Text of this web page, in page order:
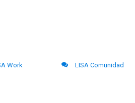
LISA Comunidad
Work